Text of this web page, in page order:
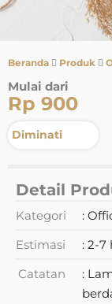
Beranda Produk
Mulai dari
Rp 900
Diminati
Detail
Kategori
:
Estimasi
: 2-7
Catatan
: